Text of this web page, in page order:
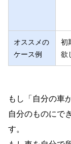
オススメの
ケース例
初
欲
もし「自分の車
自分のものにで
す。